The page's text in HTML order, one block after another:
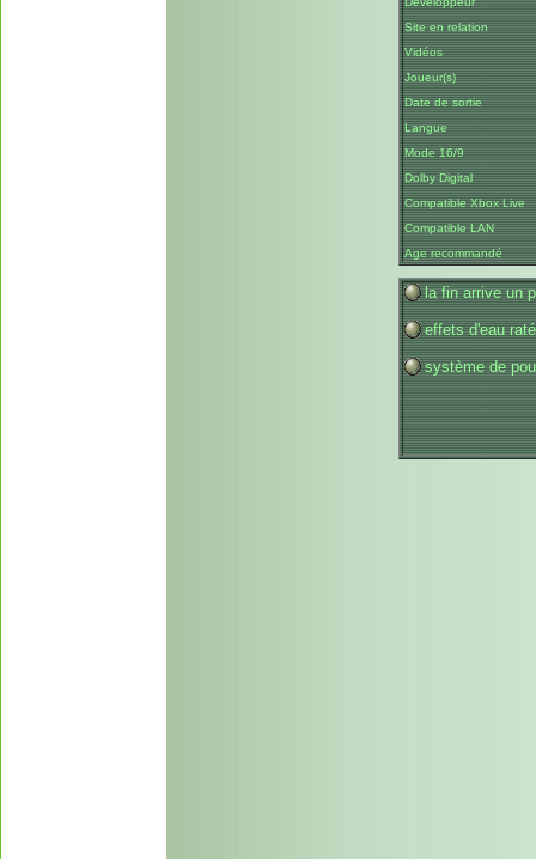
Site en relation
Vidéos
Joueur(s)
Date de sortie
Langue
Mode 16/9
Dolby Digital
Compatible Xbox Live
Compatible LAN
Age recommandé
la fin arrive un
effets d'eau
système de